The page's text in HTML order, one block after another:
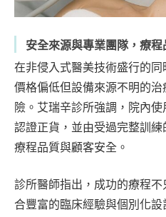
安全來源與專業團隊，療程
在非侵入式醫美技術盛行的
價格偏低但設備來源不明的
險。艾瑞辛診所強調，院內
認證正貨，並由受過完整訓
療程品質與顧客安全。
診所醫師指出，成功的療程
合豐富的臨床經驗與個別化